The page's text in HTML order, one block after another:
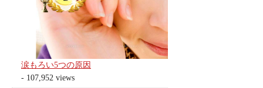
涙もろい5つの原因
- 107,952 views